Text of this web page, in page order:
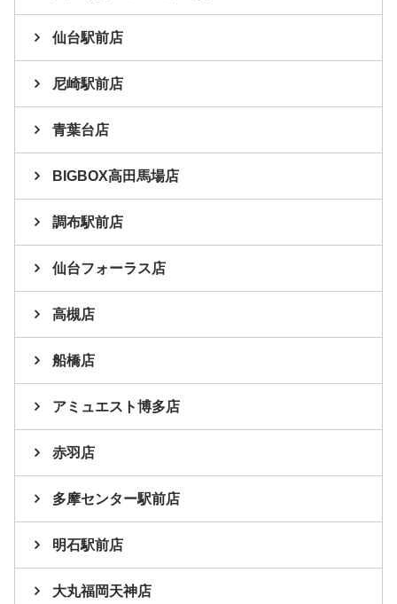
仙台駅前店
尼崎駅前店
青葉台店
BIGBOX高田馬場店
調布駅前店
仙台フォーラス店
高槻店
船橋店
アミュエスト博多店
赤羽店
多摩センター駅前店
明石駅前店
大丸福岡天神店